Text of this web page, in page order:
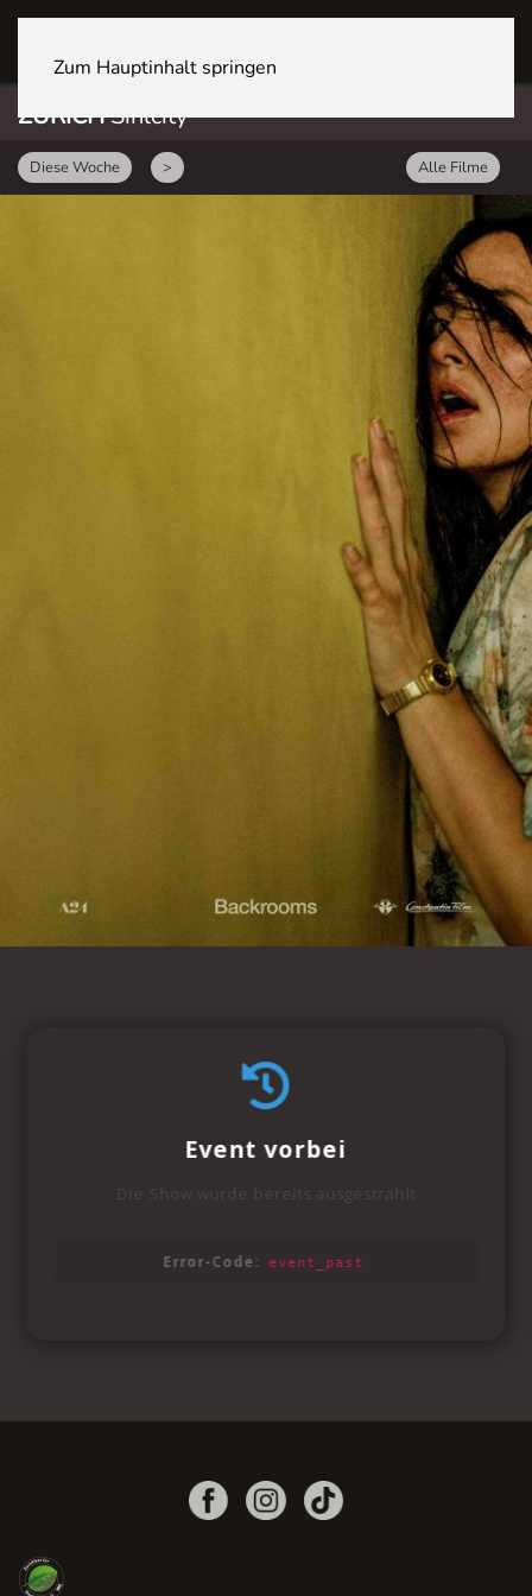
Zum Hauptinhalt springen
ZÜRICHSihlcity
Diese Woche > Alle Filme